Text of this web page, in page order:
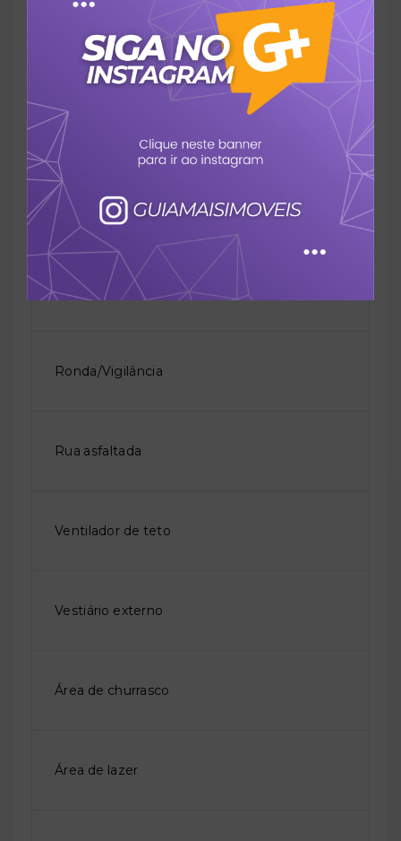
Piscina aquecida
Piso cerâmico
Portão eletrônico
Quintal
Ronda/Vigilância
Rua asfaltada
Ventilador de teto
Vestiário externo
Área de churrasco
Área de lazer